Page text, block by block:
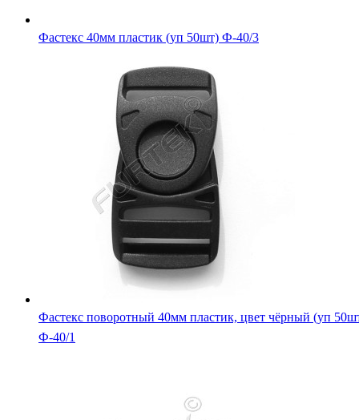
Фастекс 40мм пластик (уп 50шт) Ф-40/3
Фастекс поворотный 40мм пластик, цвет чёрный (уп
Ф-40/1